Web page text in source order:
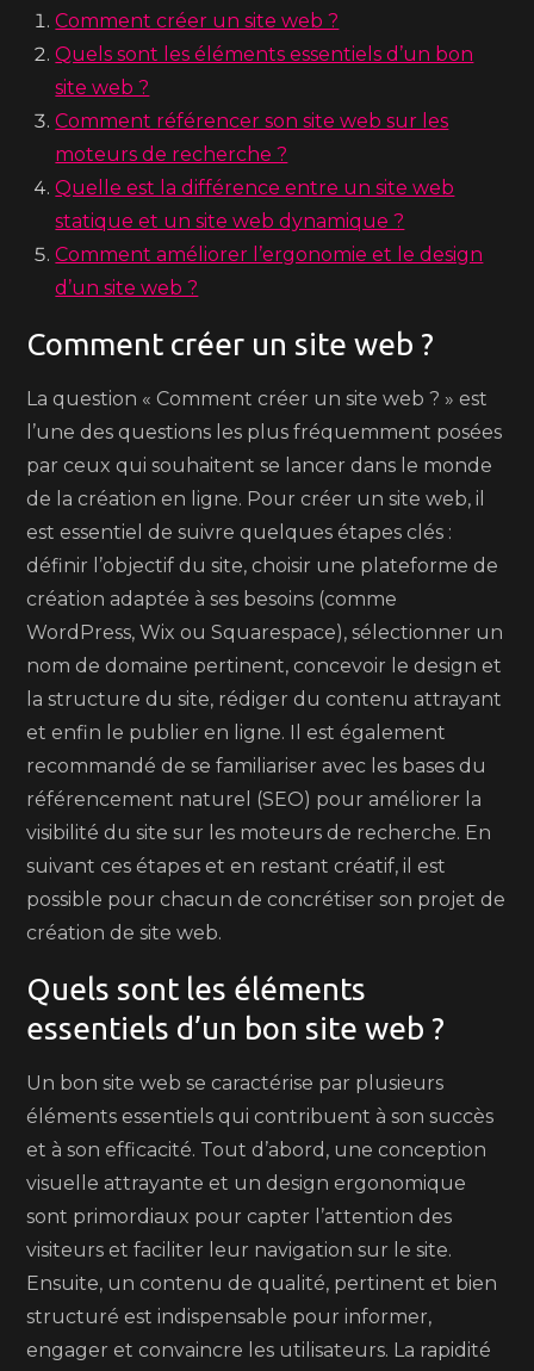
Comment créer un site web ?
Quels sont les éléments essentiels d’un bon
site web ?
Comment référencer son site web sur les
moteurs de recherche ?
Quelle est la différence entre un site web
statique et un site web dynamique ?
Comment améliorer l’ergonomie et le design
d’un site web ?
Comment créer un site web ?
La question « Comment créer un site web ? » est
l’une des questions les plus fréquemment posées
par ceux qui souhaitent se lancer dans le monde
de la création en ligne. Pour créer un site web, il
est essentiel de suivre quelques étapes clés :
définir l’objectif du site, choisir une plateforme de
création adaptée à ses besoins (comme
WordPress, Wix ou Squarespace), sélectionner un
nom de domaine pertinent, concevoir le design et
la structure du site, rédiger du contenu attrayant
et enfin le publier en ligne. Il est également
recommandé de se familiariser avec les bases du
référencement naturel (SEO) pour améliorer la
visibilité du site sur les moteurs de recherche. En
suivant ces étapes et en restant créatif, il est
possible pour chacun de concrétiser son projet de
création de site web.
Quels sont les éléments
essentiels d’un bon site web ?
Un bon site web se caractérise par plusieurs
éléments essentiels qui contribuent à son succès
et à son efficacité. Tout d’abord, une conception
visuelle attrayante et un design ergonomique
sont primordiaux pour capter l’attention des
visiteurs et faciliter leur navigation sur le site.
Ensuite, un contenu de qualité, pertinent et bien
structuré est indispensable pour informer,
engager et convaincre les utilisateurs. La rapidité